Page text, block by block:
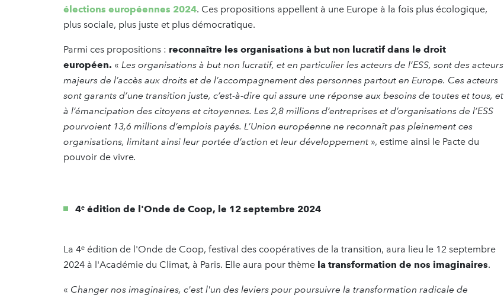
élections européennes 2024. Ces propositions appellent à une Europe à la fois plus écologique,
plus sociale, plus juste et plus démocratique.
Parmi ces propositions : reconnaître les organisations à but non lucratif dans le droit
européen. « Les organisations à but non lucratif, et en particulier les acteurs de l’ESS, sont des acteurs
majeurs de l’accès aux droits et de l’accompagnement des personnes partout en Europe. Ces acteurs
sont garants d’une transition juste, c’est-à-dire qui assure une réponse aux besoins de toutes et tous, et
à l’émancipation des citoyens et citoyennes. Les 2,8 millions d’entreprises et d’organisations de l’ESS
pourvoient 13,6 millions d’emplois payés. L’Union européenne ne reconnaît pas pleinement ces
organisations, limitant ainsi leur portée d’action et leur développement », estime ainsi le Pacte du
pouvoir de vivre.
4ᵉ édition de l'Onde de Coop, le 12 septembre 2024
La 4ᵉ édition de l'Onde de Coop, festival des coopératives de la transition, aura lieu le 12 septembre
2024 à l'Académie du Climat, à Paris. Elle aura pour thème la transformation de nos imaginaires.
« Changer nos imaginaires, c'est l'un des leviers pour poursuivre la transformation radicale de